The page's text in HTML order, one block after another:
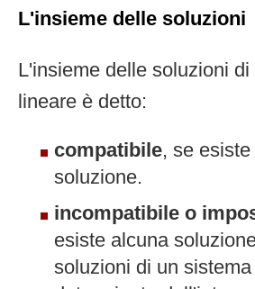
L'insieme delle soluzioni
L'insieme delle soluzioni
lineare è detto:
compatibile, se
soluzione.
incompatibile o
esiste alcuna
soluzioni di un